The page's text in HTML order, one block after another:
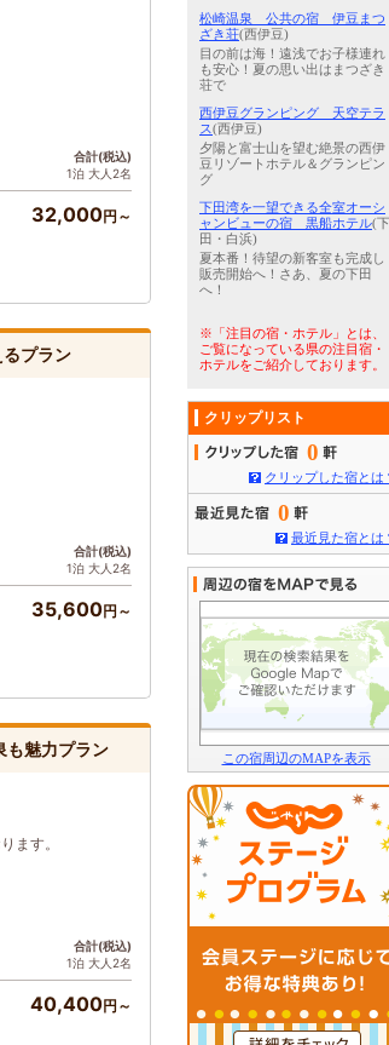
合計(税込)
1泊 大人2名
32,000円～
プラン
合計(税込)
1泊 大人2名
35,600円～
魅力プラン
ます。
合計(税込)
1泊 大人2名
40,400円～
松崎温泉 公共の宿 伊豆まつ
ざき荘(西伊豆)
目の前は海！遠浅でお子様連れ
も安心！夏の思い出はまつざき
荘で
西伊豆グランピング 天空テラ
ス(西伊豆)
夕陽と富士山を望む絶景の西伊
豆リゾートホテル＆グランピン
グ
下田湾を一望できる全室オーシ
ャンビューの宿 黒船ホテル(下
田・白浜)
夏本番！待望の新客室も完成し
販売開始へ！さあ、夏の下田
へ！
※「注目の宿・ホテル」とは、
ご覧になっている県の注目宿・
ホテルをご紹介しております。
クリップリスト
0
クリップした宿とは
0
最近見た宿とは
この宿周辺のMAPを表示